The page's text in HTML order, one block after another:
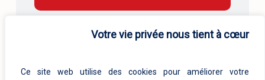
Votre vie privée nous tient à cœur
Ce site web utilise des cookies pour améliorer votre